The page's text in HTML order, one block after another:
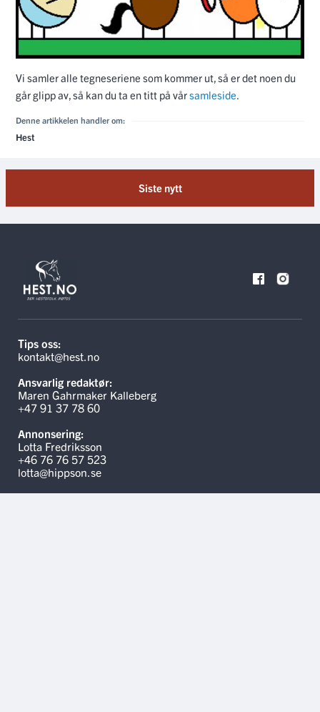
Vi samler alle tegneseriene som kommer ut, så er det noen du
går glipp av, så kan du ta en titt på vårsamleside
Denne artikkelen handler om:
Hest
Siste nytt
Tips oss:
kontakt@hest.no
Ansvarlig redaktør:
Maren Gahrmaker Kalleberg
+47 91 37 78 60
Annonsering:
Lotta Fredriksson
+46 76 76 57 523
lotta@hippson.se